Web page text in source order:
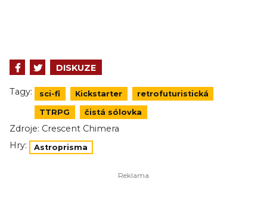
DISKUZE
Tagy: sci-fi Kickstarter retrofuturistická
TTRPG čistá sólovka
Zdroje: Crescent Chimera
Hry:
Astroprisma